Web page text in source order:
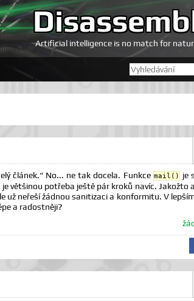
Artificial intelligence is no match for
článek.“ No... ne tak docela. Funkce mail()je
většinou potřeba ještě pár kroků navíc.
už neřeší žádnou sanitizaci a konformitu. V
a radostněji?